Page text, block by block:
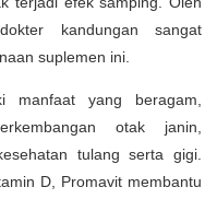
kandungan sangat
suplemen ini.
manfaat yang beragam,
otak janin,
tulang serta gigi.
D, Promavit membantu